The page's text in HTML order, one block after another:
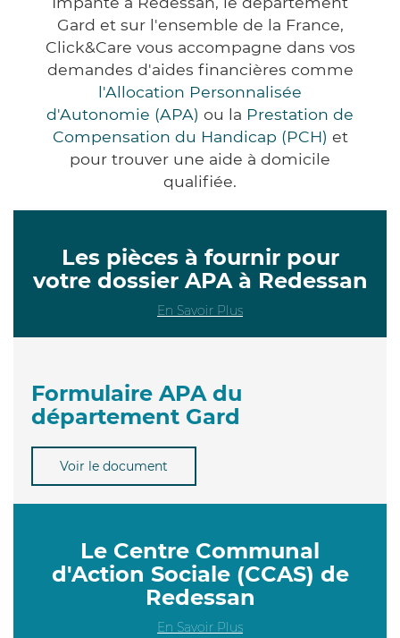
Gard et sur l'ensemble de la France,
Click&Care vous accompagne dans vos
demandes d'aides financières comme
l'Allocation Personnalisée
d'Autonomie (APA) ou la Prestation de
Compensation du Handicap (PCH) et
pour trouver une aide à domicile
qualifiée.
Les pièces à fournir pour
votre dossier APA à Redessan
En Savoir Plus
Formulaire APA du
département Gard
Voir le document
Le Centre Communal
d'Action Sociale (CCAS) de
Redessan
En Savoir Plus